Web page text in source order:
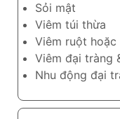
Sỏi mật
Viêm túi thừa
Viêm ruột
Viêm đại tràng
Nhu động đại